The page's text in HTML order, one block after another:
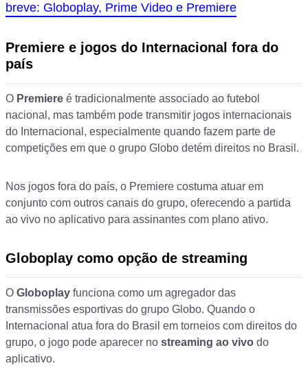
breve: Globoplay, Prime Video e Premiere
Premiere e jogos do Internacional fora do
país
O Premiere é tradicionalmente associado ao futebol
nacional, mas também pode transmitir jogos internacionais
do Internacional, especialmente quando fazem parte de
competições em que o grupo Globo detém direitos no Brasil.
Nos jogos fora do país, o Premiere costuma atuar em
conjunto com outros canais do grupo, oferecendo a partida
ao vivo no aplicativo para assinantes com plano ativo.
Globoplay como opção de streaming
O Globoplay funciona como um agregador das
transmissões esportivas do grupo Globo. Quando o
Internacional atua fora do Brasil em torneios com direitos do
grupo, o jogo pode aparecer no streaming ao vivo do
aplicativo.